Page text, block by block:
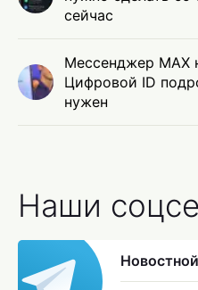
сейчас
Мессенджер MAX
Цифровой ID
нужен
Наши